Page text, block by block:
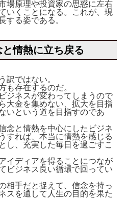
場原理や投資家の思惑に左右
いくことになる。これが、現
する姿である。
情熱に立ち戻る
訳ではない。
も存在するのだ。
ジネスが変わってしまうので
大金を集めない、拡大を目指
いという道を目指すのであ
念と情熱を中心にしたビジネ
すれば、本当に情熱を感じる
し、充実した毎日を過ごすこ
イディアを得ることにつなが
ビジネス良い循環で回ってい
相手だと捉えて、信念を持っ
スを通して人生の目的を果た